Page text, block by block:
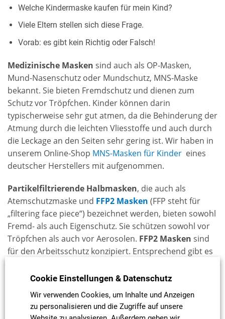
Welche Kindermaske kaufen für mein Kind?
Viele Eltern stellen sich diese Frage.
Vorab: es gibt kein Richtig oder Falsch!
Medizinische Masken sind auch als OP-Masken,
Mund-Nasenschutz oder Mundschutz, MNS-Maske
bekannt. Sie bieten Fremdschutz und dienen zum
Schutz vor Tröpfchen. Kinder können darin
typischerweise sehr gut atmen, da die Behinderung der
Atmung durch die leichten Vliesstoffe und auch durch
die Leckage an den Seiten sehr gering ist. Wir haben in
unserem Online-Shop MNS-Masken für Kinder eines
deutscher Herstellers mit aufgenommen.
Partikelfiltrierende Halbmasken, die auch als
Atemschutzmaske und FFP2 Masken (FFP steht für
„filtering face piece“) bezeichnet werden, bieten sowohl
Fremd- als auch Eigenschutz. Sie schützen sowohl vor
Tröpfchen als auch vor Aerosolen. FFP2 Masken sind
für den Arbeitsschutz konzipiert. Entsprechend gibt es
Anwendung. Grundsätzlich haben FFP2 Masken eine
wesentlich höhere Filterwirkung als OP-Masken aber
auch einen geringeren Atemkomfort.
Cookie Einstellungen & Datenschutz
Wir verwenden Cookies, um Inhalte und Anzeigen
zu personalisieren und die Zugriffe auf unsere